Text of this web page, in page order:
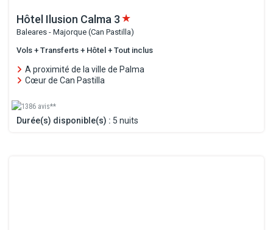
Hôtel Ilusion Calma 3
Baleares - Majorque (Can Pastilla)
Vols + Transferts + Hôtel + Tout inclus
A proximité de la ville de Palma
Cœur de Can Pastilla
1386 avis**
Durée(s) disponible(s) : 5 nuits